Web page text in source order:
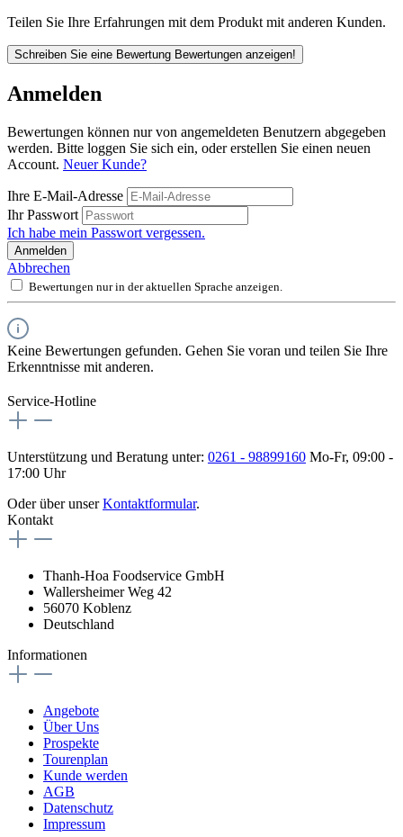
Teilen Sie Ihre Erfahrungen mit dem Produkt mit anderen Kunden.
Schreiben Sie eine Bewertung Bewertungen anzeigen!
Anmelden
Bewertungen können nur von angemeldeten Benutzern abgegeben
werden. Bitte loggen Sie sich ein, oder erstellen Sie einen neuen
Account. Neuer Kunde?
Ihre E-Mail-Adresse
Ihr Passwort
Ich habe mein Passwort vergessen.
Anmelden
Abbrechen
Bewertungen nur in der aktuellen Sprache anzeigen.
Keine Bewertungen gefunden. Gehen Sie voran und teilen Sie Ihre
Erkenntnisse mit anderen.
Service-Hotline
Unterstützung und Beratung unter: 0261 - 98899160 Mo-Fr, 09:00 -
17:00 Uhr
Oder über unserKontaktformular.
Kontakt
Thanh-Hoa Foodservice GmbH
Wallersheimer Weg 42
56070 Koblenz
Deutschland
Informationen
Angebote
Über Uns
Prospekte
Tourenplan
Kunde werden
AGB
Datenschutz
Impressum